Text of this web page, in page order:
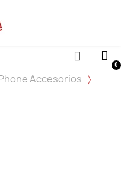
Accesorios